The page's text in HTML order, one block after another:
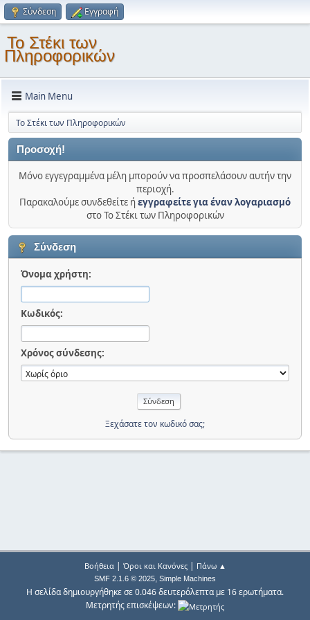
Σύνδεση Εγγραφή
Το Στέκι των
Πληροφορικών
Main Menu
Το Στέκι των Πληροφορικών
Προσοχή!
Μόνο εγγεγραμμένα μέλη μπορούν να προσπελάσουν αυτήν την
περιοχή.
Παρακαλούμε συνδεθείτε ήεγγραφείτε για έναν λογαριασμό
στο Το Στέκι των Πληροφορικών
Σύνδεση
Όνομα χρήστη:
Κωδικός:
Χρόνος σύνδεσης:
Ξεχάσατε τον κωδικό σας;
Βοήθεια| Όροι και Κανόνες| Πάνω ▲
SMF 2.1.6 © 2025, Simple Machines
Η σελίδα δημιουργήθηκε σε 0.046 δευτερόλεπτα με 16 ερωτήματα.
Μετρητής επισκέψεων: